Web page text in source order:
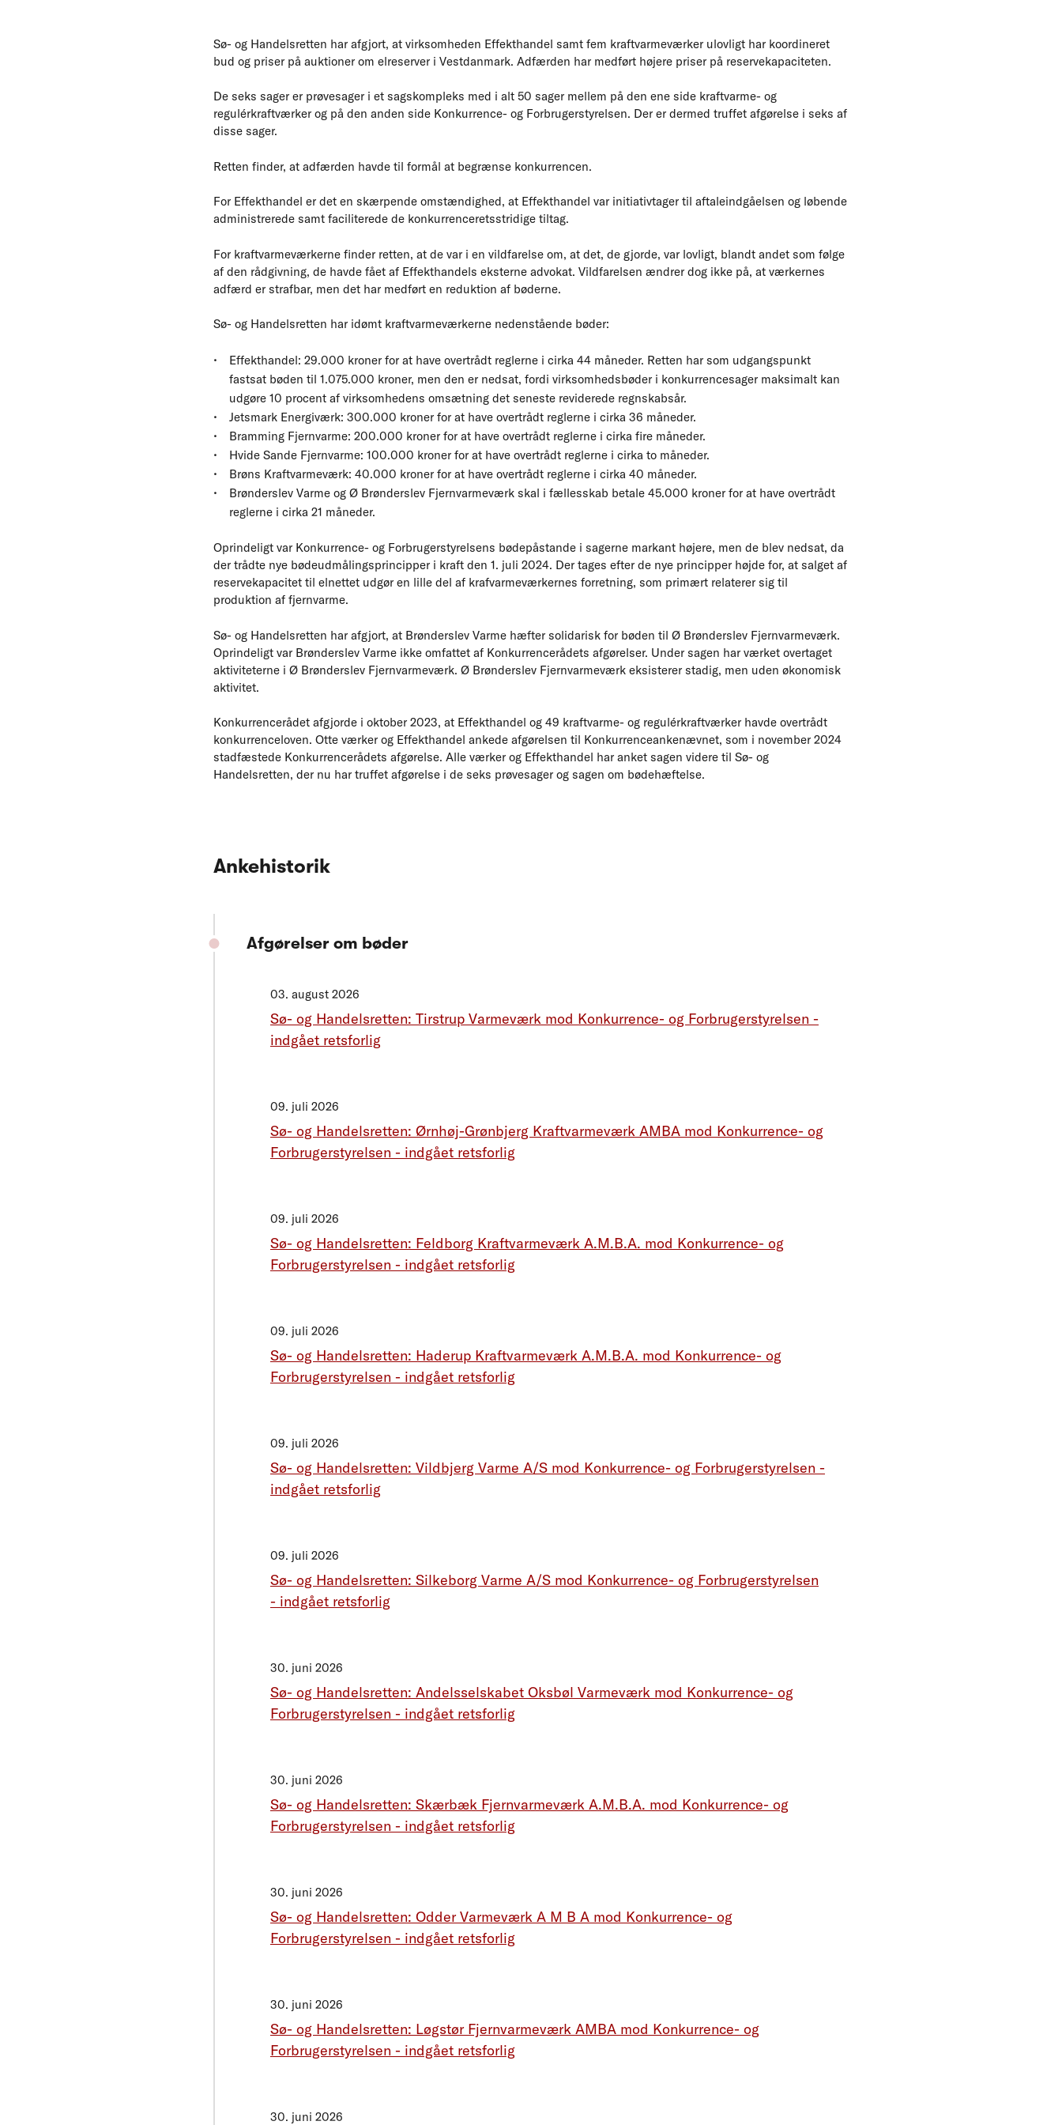
Sø- og Handelsretten har afgjort, at virksomheden Effekthandel samt fem kraftvarmeværker ulovligt har koordineret
bud og priser på auktioner om elreserver i Vestdanmark. Adfærden har medført højere priser på reservekapaciteten.
De seks sager er prøvesager i et sagskompleks med i alt 50 sager mellem på den ene side kraftvarme- og
regulérkraftværker og på den anden side Konkurrence- og Forbrugerstyrelsen. Der er dermed truffet afgørelse i seks af
disse sager.
Retten finder, at adfærden havde til formål at begrænse konkurrencen.
For Effekthandel er det en skærpende omstændighed, at Effekthandel var initiativtager til aftaleindgåelsen og løbende
administrerede samt faciliterede de konkurrenceretsstridige tiltag.
For kraftvarmeværkerne finder retten, at de var i en vildfarelse om, at det, de gjorde, var lovligt, blandt andet som følge
af den rådgivning, de havde fået af Effekthandels eksterne advokat. Vildfarelsen ændrer dog ikke på, at værkernes
adfærd er strafbar, men det har medført en reduktion af bøderne.
Sø- og Handelsretten har idømt kraftvarmeværkerne nedenstående bøder:
Effekthandel: 29.000 kroner for at have overtrådt reglerne i cirka 44 måneder. Retten har som udgangspunkt
fastsat bøden til 1.075.000 kroner, men den er nedsat, fordi virksomhedsbøder i konkurrencesager maksimalt kan
udgøre 10 procent af virksomhedens omsætning det seneste reviderede regnskabsår.
Jetsmark Energiværk: 300.000 kroner for at have overtrådt reglerne i cirka 36 måneder.
Bramming Fjernvarme: 200.000 kroner for at have overtrådt reglerne i cirka fire måneder.
Hvide Sande Fjernvarme: 100.000 kroner for at have overtrådt reglerne i cirka to måneder.
Brøns Kraftvarmeværk: 40.000 kroner for at have overtrådt reglerne i cirka 40 måneder.
Brønderslev Varme og Ø Brønderslev Fjernvarmeværk skal i fællesskab betale 45.000 kroner for at have overtrådt
reglerne i cirka 21 måneder.
Oprindeligt var Konkurrence- og Forbrugerstyrelsens bødepåstande i sagerne markant højere, men de blev nedsat, da
der trådte nye bødeudmålingsprincipper i kraft den 1. juli 2024. Der tages efter de nye principper højde for, at salget af
reservekapacitet til elnettet udgør en lille del af krafvarmeværkernes forretning, som primært relaterer sig til
produktion af fjernvarme.
Sø- og Handelsretten har afgjort, at Brønderslev Varme hæfter solidarisk for bøden til Ø Brønderslev Fjernvarmeværk.
Oprindeligt var Brønderslev Varme ikke omfattet af Konkurrencerådets afgørelser. Under sagen har værket overtaget
aktiviteterne i Ø Brønderslev Fjernvarmeværk. Ø Brønderslev Fjernvarmeværk eksisterer stadig, men uden økonomisk
aktivitet.
Konkurrencerådet afgjorde i oktober 2023, at Effekthandel og 49 kraftvarme- og regulérkraftværker havde overtrådt
konkurrenceloven. Otte værker og Effekthandel ankede afgørelsen til Konkurrenceankenævnet, som i november 2024
stadfæstede Konkurrencerådets afgørelse. Alle værker og Effekthandel har anket sagen videre til Sø- og
Handelsretten, der nu har truffet afgørelse i de seks prøvesager og sagen om bødehæftelse.
Ankehistorik
Afgørelser om bøder
03. august 2026
Sø- og Handelsretten: Tirstrup Varmeværk mod Konkurrence- og Forbrugerstyrelsen -
indgået retsforlig
09. juli 2026
Sø- og Handelsretten: Ørnhøj-Grønbjerg Kraftvarmeværk AMBA mod Konkurrence- og
Forbrugerstyrelsen - indgået retsforlig
09. juli 2026
Sø- og Handelsretten: Feldborg Kraftvarmeværk A.M.B.A. mod Konkurrence- og
Forbrugerstyrelsen - indgået retsforlig
09. juli 2026
Sø- og Handelsretten: Haderup Kraftvarmeværk A.M.B.A. mod Konkurrence- og
Forbrugerstyrelsen - indgået retsforlig
09. juli 2026
Sø- og Handelsretten: Vildbjerg Varme A/S mod Konkurrence- og Forbrugerstyrelsen -
indgået retsforlig
09. juli 2026
Sø- og Handelsretten: Silkeborg Varme A/S mod Konkurrence- og Forbrugerstyrelsen
- indgået retsforlig
30. juni 2026
Sø- og Handelsretten: Andelsselskabet Oksbøl Varmeværk mod Konkurrence- og
Forbrugerstyrelsen - indgået retsforlig
30. juni 2026
Sø- og Handelsretten: Skærbæk Fjernvarmeværk A.M.B.A. mod Konkurrence- og
Forbrugerstyrelsen - indgået retsforlig
30. juni 2026
Sø- og Handelsretten: Odder Varmeværk A M B A mod Konkurrence- og
Forbrugerstyrelsen - indgået retsforlig
30. juni 2026
Sø- og Handelsretten: Løgstør Fjernvarmeværk AMBA mod Konkurrence- og
Forbrugerstyrelsen - indgået retsforlig
30. juni 2026